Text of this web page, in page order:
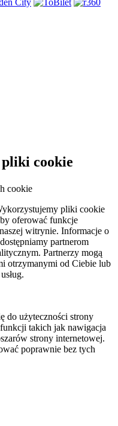
cookie
cookie
pliki cookie
oferować funkcje
witrynie. Informacje o
partnerom
Partnerzy mogą
otrzymanymi od Ciebie lub
do użyteczności strony
takich jak nawigacja
strony internetowej.
poprawnie bez tych